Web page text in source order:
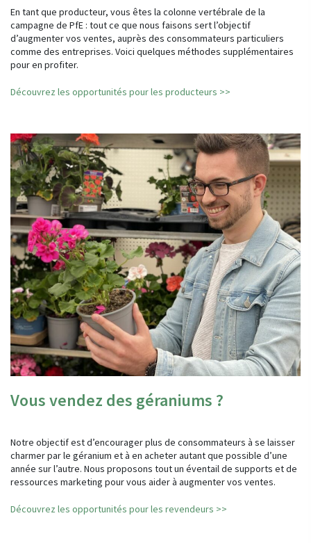
En tant que producteur, vous êtes la colonne vertébrale de la
campagne de PfE : tout ce que nous faisons sert l’objectif
d’augmenter vos ventes, auprès des consommateurs particuliers
comme des entreprises. Voici quelques méthodes supplémentaires
pour en profiter.
Découvrez les opportunités pour les producteurs >>
Vous vendez des géraniums ?
Notre objectif est d’encourager plus de consommateurs à se laisser
charmer par le géranium et à en acheter autant que possible d’une
année sur l’autre. Nous proposons tout un éventail de supports et de
ressources marketing pour vous aider à augmenter vos ventes.
Découvrez les opportunités pour les revendeurs >>